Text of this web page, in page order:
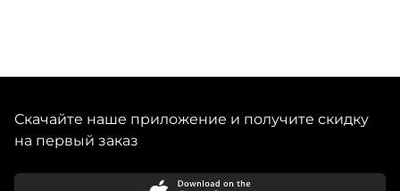
Скачайте наше приложение и получите скидку
на первый заказ